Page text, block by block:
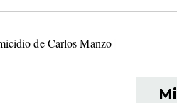
de Carlos Manzo